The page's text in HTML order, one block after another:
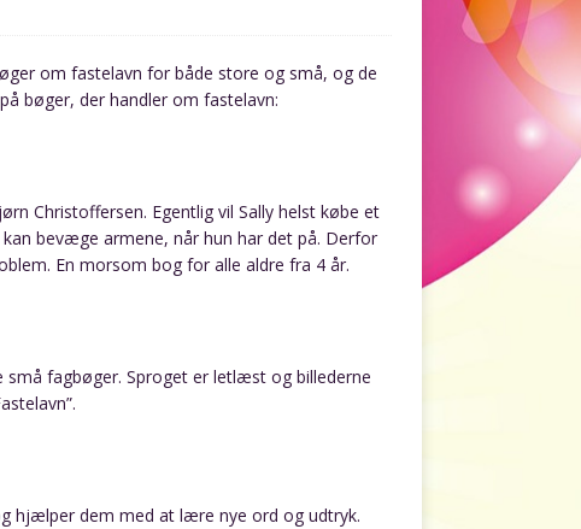
om fastelavn for både store og små, og de
bøger, der handler om fastelavn:
Christoffersen. Egentlig vil Sally helst købe et
bevæge armene, når hun har det på. Derfor
En morsom bog for alle aldre fra 4 år.
fagbøger. Sproget er letlæst og billederne
hjælper dem med at lære nye ord og udtryk.